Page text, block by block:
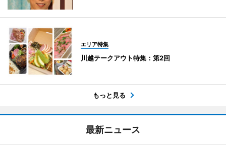
エリア特集
川越テークアウト特集：第2回
もっと見る
最新ニュース